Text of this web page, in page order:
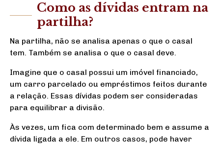
Como as dívidas entram na
partilha?
Na partilha, não se analisa apenas o que o casal
tem. Também se analisa o que o casal deve.
Imagine que o casal possui um imóvel financiado,
um carro parcelado ou empréstimos feitos durante
a relação. Essas dívidas podem ser consideradas
para equilibrar a divisão.
Às vezes, um fica com determinado bem e assume a
dívida ligada a ele. Em outros casos, pode haver